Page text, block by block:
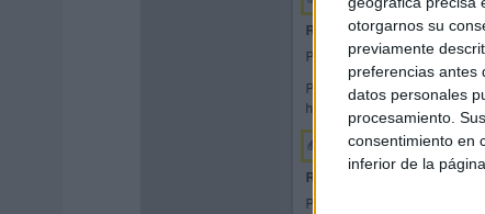
otorgarnos su
previamente
preferencias antes
datos personales
procesamiento.
consentimiento en
inferior de la